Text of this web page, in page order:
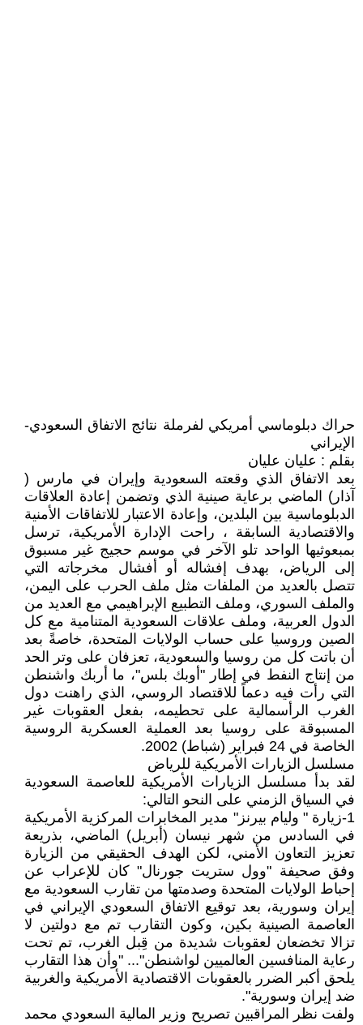
حراك دبلوماسي أمريكي لفرملة نتائج الاتفاق السعودي-
الإيراني
بقلم : عليان عليان
بعد الاتفاق الذي وقعته السعودية وإيران في مارس (
آذار) الماضي برعاية صينية الذي وتضمن إعادة العلاقات
الدبلوماسية بين البلدين، وإعادة الاعتبار للاتفاقات الأمنية
والاقتصادية السابقة ، راحت الإدارة الأمريكية، ترسل
بمبعوثيها الواحد تلو الآخر في موسم حجيج غير مسبوق
إلى الرياض، بهدف إفشاله أو أفشال مخرجاته التي
تتصل بالعديد من الملفات مثل ملف الحرب على اليمن،
والملف السوري، وملف التطبيع الإبراهيمي مع العديد من
الدول العربية، وملف علاقات السعودية المتنامية مع كل
الصين وروسيا على حساب الولايات المتحدة، خاصةً بعد
أن باتت كل من روسيا والسعودية، تعزفان على وتر الحد
من إنتاج النفط في إطار "أوبك بلس"، ما أربك واشنطن
التي رأت فيه دعماً للاقتصاد الروسي، الذي راهنت دول
الغرب الرأسمالية على تحطيمه، بفعل العقوبات غير
المسبوقة على روسيا بعد العملية العسكرية الروسية
الخاصة في 24 فبراير (شباط) 2002.
مسلسل الزيارات الأمريكية للرياض
لقد بدأ مسلسل الزيارات الأمريكية للعاصمة السعودية
في السياق الزمني على النحو التالي:
1-زيارة " وليام بيرنز" مدير المخابرات المركزية الأمريكية
في السادس من شهر نيسان (أبريل) الماضي، بذريعة
تعزيز التعاون الأمني، لكن الهدف الحقيقي من الزيارة
وفق صحيفة "وول ستريت جورنال" كان للإعراب عن
إحباط الولايات المتحدة وصدمتها من تقارب السعودية مع
إيران وسورية، بعد توقيع الاتفاق السعودي الإيراني في
العاصمة الصينية بكين، وكون التقارب تم مع دولتين لا
تزالا تخضعان لعقوبات شديدة من قِبل الغرب، تم تحت
رعاية المنافسين العالميين لواشنطن"... "وأن هذا التقارب
يلحق أكبر الضرر بالعقوبات الاقتصادية الأمريكية والغربية
ضد إيران وسورية".
ولفت نظر المراقبين تصريح وزير المالية السعودي محمد